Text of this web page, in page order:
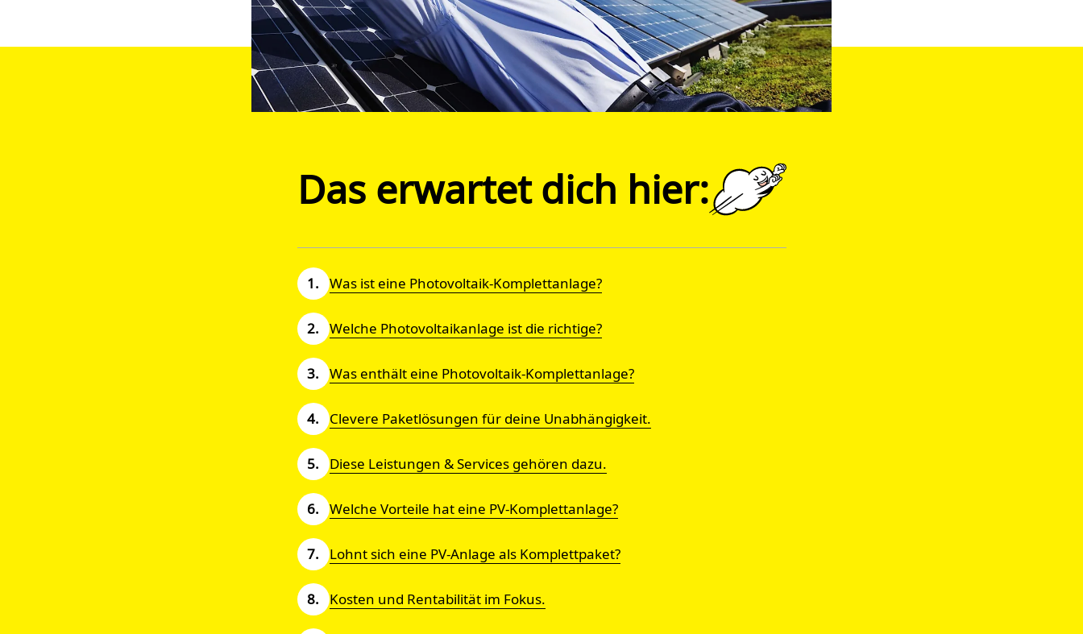
Das erwartet dich hier:
Was ist eine Photo­voltaik-Komplett­anlage?
Welche Photovoltaikanlage ist die richtige?
Was enthält eine Photovoltaik-Komplettanlage?
Clevere Paketlösungen für deine Unabhängigkeit.
Diese Leistungen & Services gehören dazu.
Welche Vorteile hat eine PV-Komplettanlage?
Lohnt sich eine PV-Anlage als Komplettpaket?
Kosten und Rentabilität im Fokus.